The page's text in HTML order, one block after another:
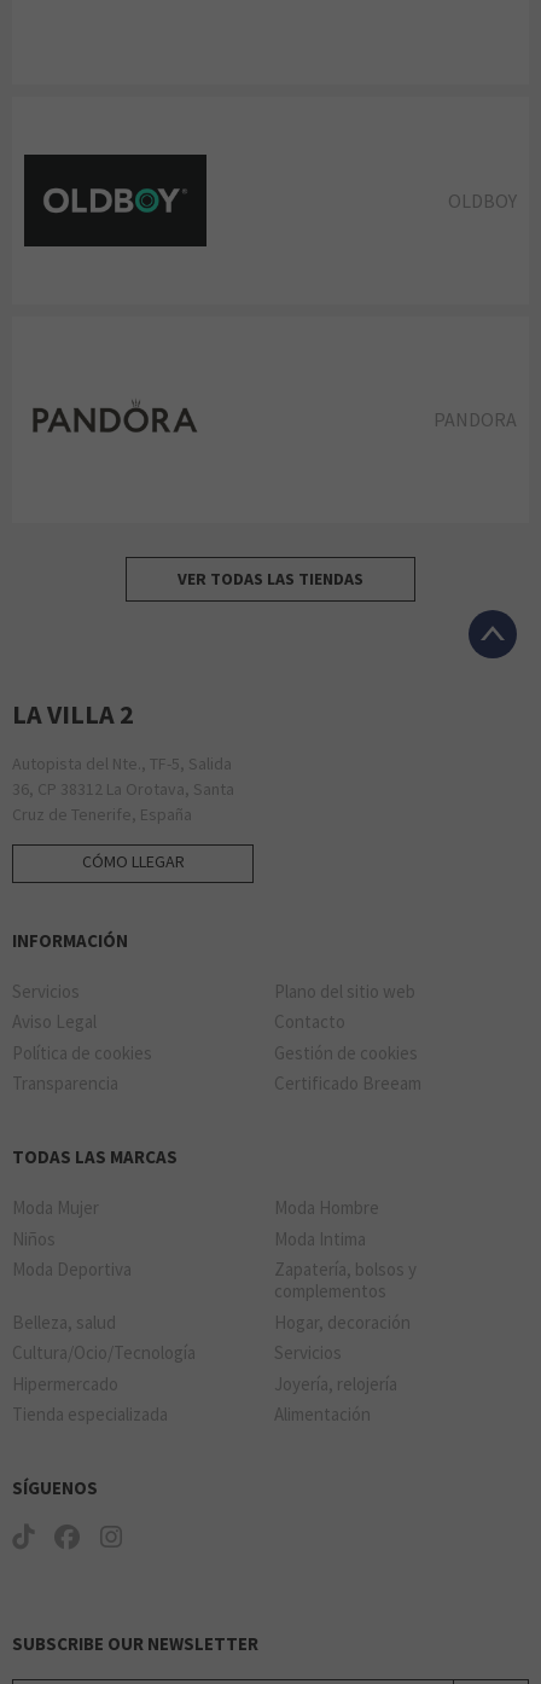
OLDBOY
PANDORA
VER TODAS LAS TIENDAS
LA VILLA 2
Autopista del Nte., TF-5, Salida
36, CP 38312 La Orotava, Santa
Cruz de Tenerife, España
CÓMO LLEGAR
INFORMACIÓN
Servicios
Plano del sitio web
Aviso Legal
Contacto
Política de cookies
Gestión de cookies
Transparencia
Certificado Breeam
TODAS LAS MARCAS
Moda Mujer
Moda Hombre
Niños
Moda Intima
Moda Deportiva
Zapatería, bolsos y
complementos
Belleza, salud
Hogar, decoración
Cultura/Ocio/Tecnología
Servicios
Hipermercado
Joyería, relojería
Tienda especializada
Alimentación
SÍGUENOS
SUBSCRIBE OUR NEWSLETTER